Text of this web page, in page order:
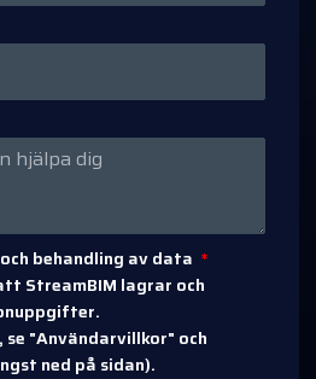
behandling av data
StreamBIM lagrar och
"Användarvillkor" och
ned på sidan).